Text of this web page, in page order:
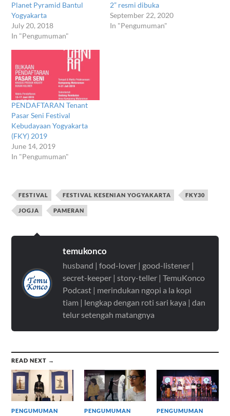
Planet Pyramid Bantul
Yogyakarta
July 20, 2018
In "Pengumuman"
2” resmi dibuka
September 22, 2020
In "Pengumuman"
PENDAFTARAN Tenant
Pasar Seni Festival
Kebudayaan Yogyakarta
(FKY) 2019
June 14, 2019
In "Pengumuman"
FESTIVAL FESTIVAL KESENIAN YOGYAKARTA FKY30
JOGJA PAMERAN
temukonco
husband | food-lover | good-listener |
secret-keeper | story-teller | TemuKonco
Podcast | merindukan ngopi a la kopi
tiam | lengkap dengan roti sari kaya | dan
telur setengah matangnya
READ NEXT →
PENGUMUMAN PENGUMUMAN PENGUMUMAN